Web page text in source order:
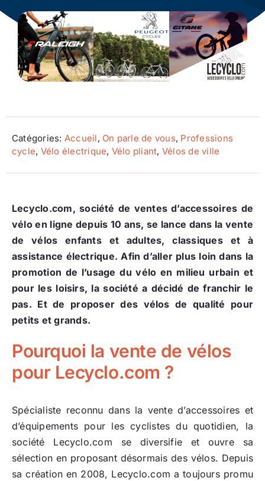
Actualité
Ecologie
Catégories: Accueil, On parle de vous, Professions
cycle, Vélo électrique, Vélo pliant, Vélos de ville
Lecyclo.com, société de ventes d’accessoires de
vélo en ligne depuis 10 ans, se lance dans la vente
de vélos enfants et adultes, classiques et à
assistance électrique. Afin d’aller plus loin dans la
promotion de l’usage du vélo en milieu urbain et
pour les loisirs, la société a décidé de franchir le
pas. Et de proposer des vélos de qualité pour
petits et grands.
Pourquoi la vente de vélos
pour Lecyclo.com ?
Spécialiste reconnu dans la vente d’accessoires et
d’équipements pour les cyclistes du quotidien, la
société Lecyclo.com se diversifie et ouvre sa
sélection en proposant désormais des vélos. Depuis
sa création en 2008, Lecyclo.com a toujours promu